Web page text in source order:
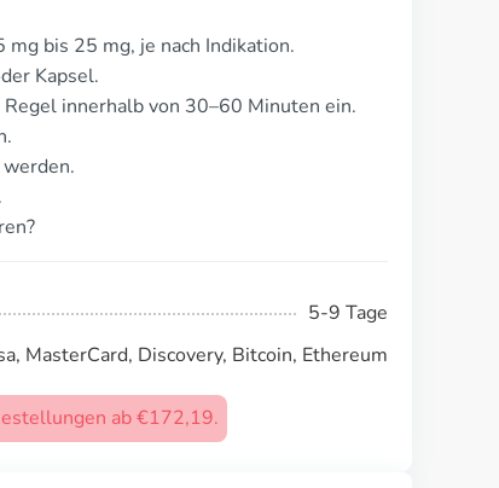
bis 25 mg, je nach Indikation.
Kapsel.
innerhalb von 30–60 Minuten ein.
5-9 Tage
MasterCard, Discovery, Bitcoin, Ethereum
ab €172,19.